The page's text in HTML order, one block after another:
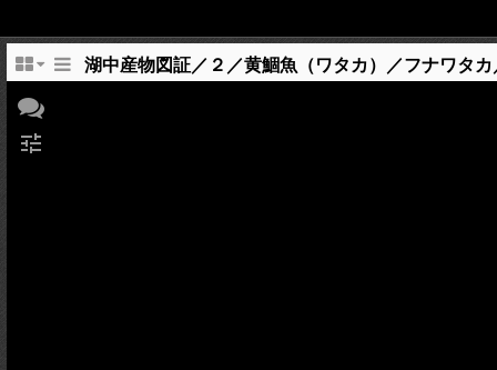
湖中産物図証／２／黄鯝魚（ワタカ）／フナワタ
tune